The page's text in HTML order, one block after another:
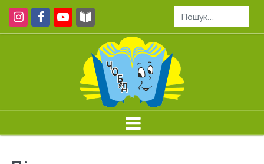
Пошук...